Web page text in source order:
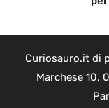
Curiosauro.it di
Marchese 10,